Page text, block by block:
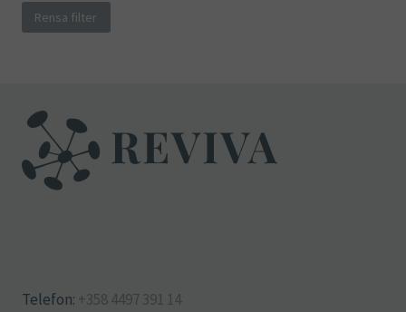
Rensa filter
Telefon: +358 4497 391 14